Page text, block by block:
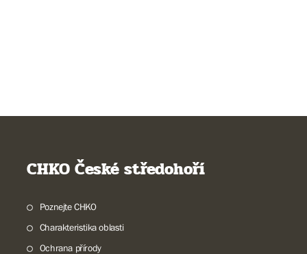
CHKO České středohoří
Poznejte CHKO
Charakteristika oblasti
Ochrana přírody